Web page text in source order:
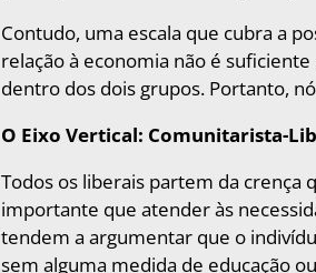
Contudo, uma escala que cubra a
relação à economia não é
dentro dos dois grupos. Portanto,
O Eixo Vertical: Comunitarista-
Todos os liberais partem da crença
importante que atender às
tendem a argumentar que o
sem alguma medida de educação